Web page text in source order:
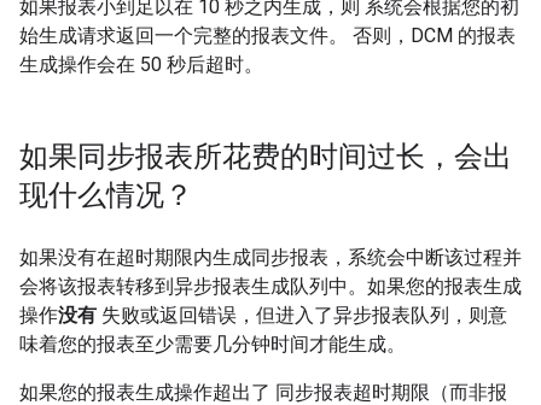
如果报表小到足以在 10 秒之内生成，则 系统会根据您的初
始生成请求返回一个完整的报表文件。 否则，DCM 的报表
生成操作会在 50 秒后超时。
如果同步报表所花费的时间过长，会出
现什么情况？
如果没有在超时期限内生成同步报表，系统会中断该过程并
会将该报表转移到异步报表生成队列中。如果您的报表生成
操作没有 失败或返回错误，但进入了异步报表队列，则意
味着您的报表至少需要几分钟时间才能生成。
如果您的报表生成操作超出了 同步报表超时期限（而非报